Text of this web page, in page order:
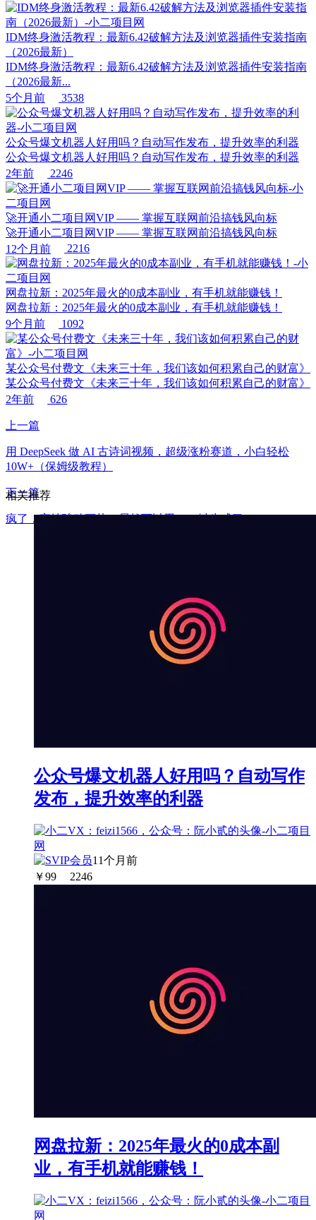
IDM终身激活教程：最新6.42破解方法及浏览器插件安装指南
（2026最新）
IDM终身激活教程：最新6.42破解方法及浏览器插件安装指南
（2026最新...
5个月前
3538
公众号爆文机器人好用吗？自动写作发布，提升效率的利器
公众号爆文机器人好用吗？自动写作发布，提升效率的利器
2年前
2246
🚀开通小二项目网VIP —— 掌握互联网前沿搞钱风向标
🚀开通小二项目网VIP —— 掌握互联网前沿搞钱风向标
12个月前
2216
网盘拉新：2025年最火的0成本副业，有手机就能赚钱！
网盘拉新：2025年最火的0成本副业，有手机就能赚钱！
9个月前
1092
某公众号付费文《未来三十年，我们该如何积累自己的财富》
某公众号付费文《未来三十年，我们该如何积累自己的财富》
2年前
626
上一篇
用 DeepSeek 做 AI 古诗词视频，超级涨粉赛道，小白轻松
10W+（保姆级教程）
下一篇
疯了，宫崎骏动画片，居然可以用AI一键生成了
相关推荐
公众号爆文机器人好用吗？自动写作
发布，提升效率的利器
11个月前
￥99 2246
网盘拉新：2025年最火的0成本副
业，有手机就能赚钱！